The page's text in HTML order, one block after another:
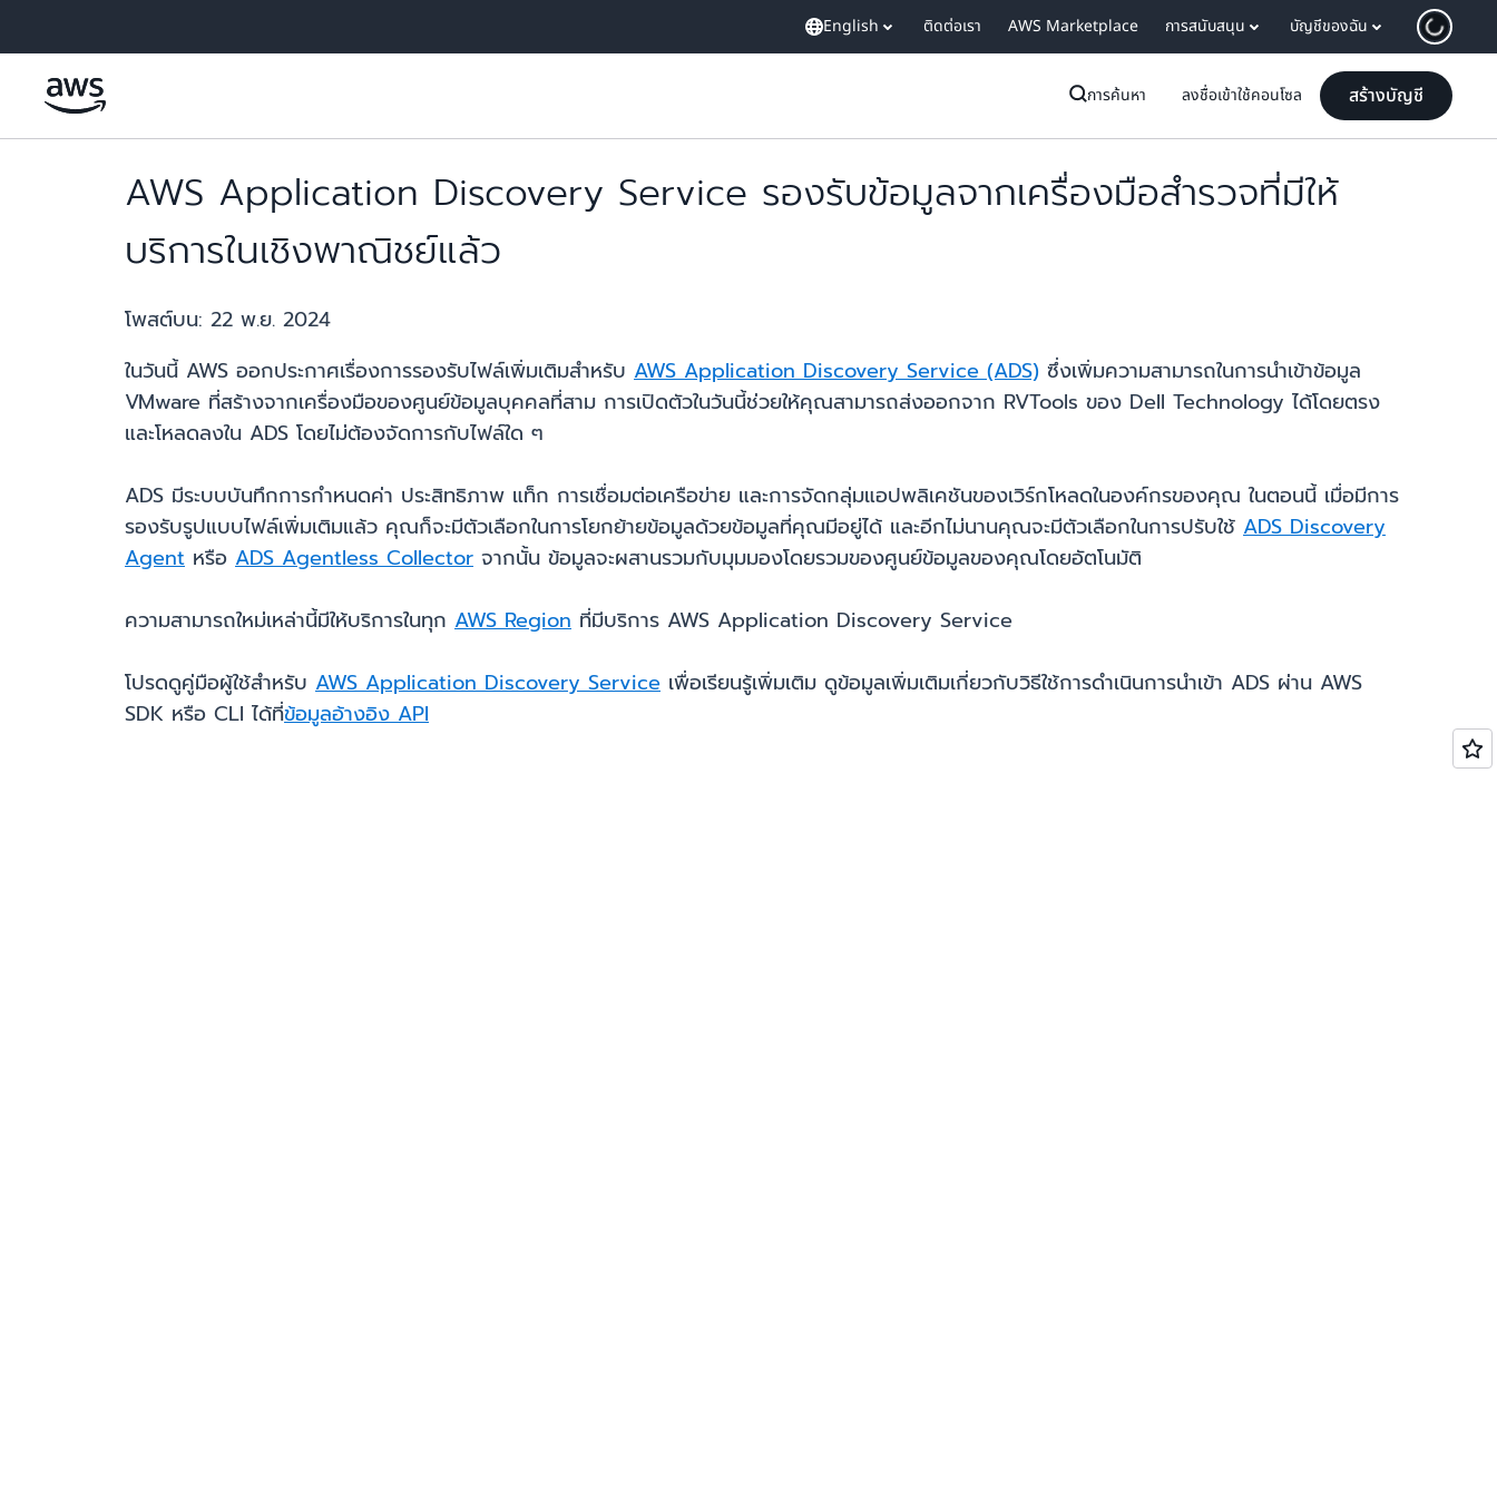
English ติดต่อเรา AWS Marketplace การสนับสนุน บัญชีของฉัน
การค้นหา ลงชื่อเข้าใช้คอนโซล สร้างบัญชี
AWS Application Discovery Service รองรับข้อมูลจากเครื่องมือสำรวจที่มีให้
บริการในเชิงพาณิชย์แล้ว
โพสต์บน: 22 พ.ย. 2024
ในวันนี้ AWS ออกประกาศเรื่องการรองรับไฟล์เพิ่มเติมสำหรับ AWS Application Discovery Service (ADS) ซึ่งเพิ่มความสามารถในการนำเข้าข้อมูล
VMware ที่สร้างจากเครื่องมือของศูนย์ข้อมูลบุคคลที่สาม การเปิดตัวในวันนี้ช่วยให้คุณสามารถส่งออกจาก RVTools ของ Dell Technology ได้โดยตรง
และโหลดลงใน ADS โดยไม่ต้องจัดการกับไฟล์ใด ๆ
ADS มีระบบบันทึกการกำหนดค่า ประสิทธิภาพ แท็ก การเชื่อมต่อเครือข่าย และการจัดกลุ่มแอปพลิเคชันของเวิร์กโหลดในองค์กรของคุณ ในตอนนี้ เมื่อมีการ
รองรับรูปแบบไฟล์เพิ่มเติมแล้ว คุณก็จะมีตัวเลือกในการโยกย้ายข้อมูลด้วยข้อมูลที่คุณมีอยู่ได้ และอีกไม่นานคุณจะมีตัวเลือกในการปรับใช้ ADS Discovery
Agent หรือ ADS Agentless Collector จากนั้น ข้อมูลจะผสานรวมกับมุมมองโดยรวมของศูนย์ข้อมูลของคุณโดยอัตโนมัติ
ความสามารถใหม่เหล่านี้มีให้บริการในทุก AWS Region ที่มีบริการ AWS Application Discovery Service
โปรดดูคู่มือผู้ใช้สำหรับ AWS Application Discovery Service เพื่อเรียนรู้เพิ่มเติม ดูข้อมูลเพิ่มเติมเกี่ยวกับวิธีใช้การดำเนินการนำเข้า ADS ผ่าน AWS
SDK หรือ CLI ได้ที่ข้อมูลอ้างอิง API